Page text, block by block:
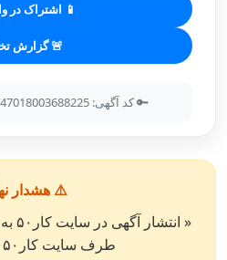
📱 اشتراک در
🚨 گزارش
🔑 کد آگهی: 933951464561927747018003688225
⚠️ هشدار
«
طرف سایت کار۵۰ نمی باشد. »